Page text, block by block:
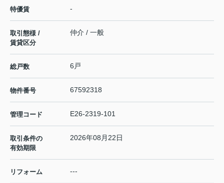
特優賃 -
取引態様 /
賃貸区分
仲介 / 一般
総戸数 6戸
物件番号 67592318
管理コード E26-2319-101
取引条件の
有効期限
2026年08月22日
リフォーム ---